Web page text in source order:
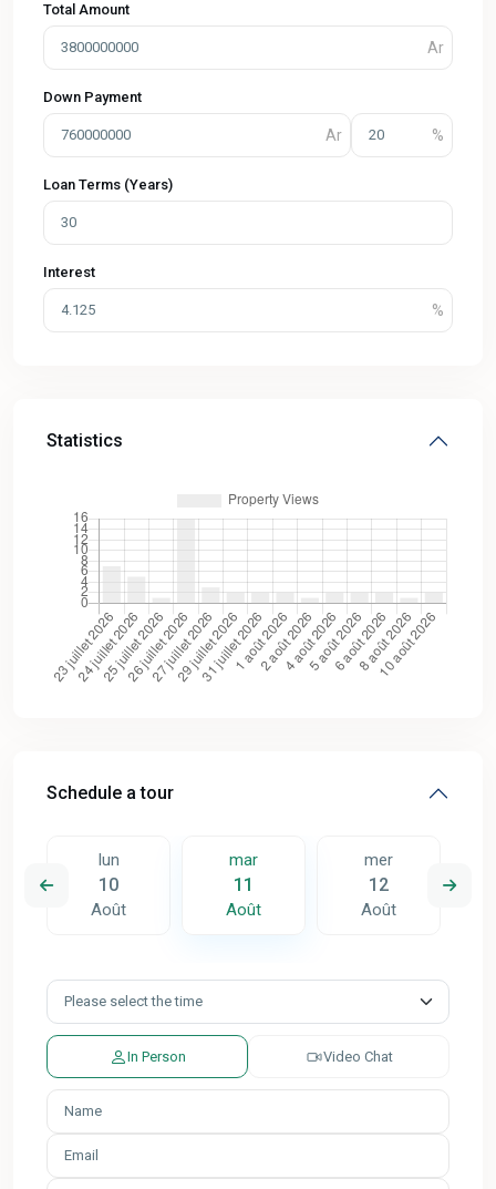
Total Amount
Down Payment
Loan Terms (Years)
Interest
Statistics
Schedule a tour
lun
10
Août
mar
11
Août
mer
12
Août
In Person Video Chat